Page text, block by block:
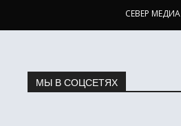
СЕВЕР МЕДИА
МЫ В СОЦСЕТЯХ